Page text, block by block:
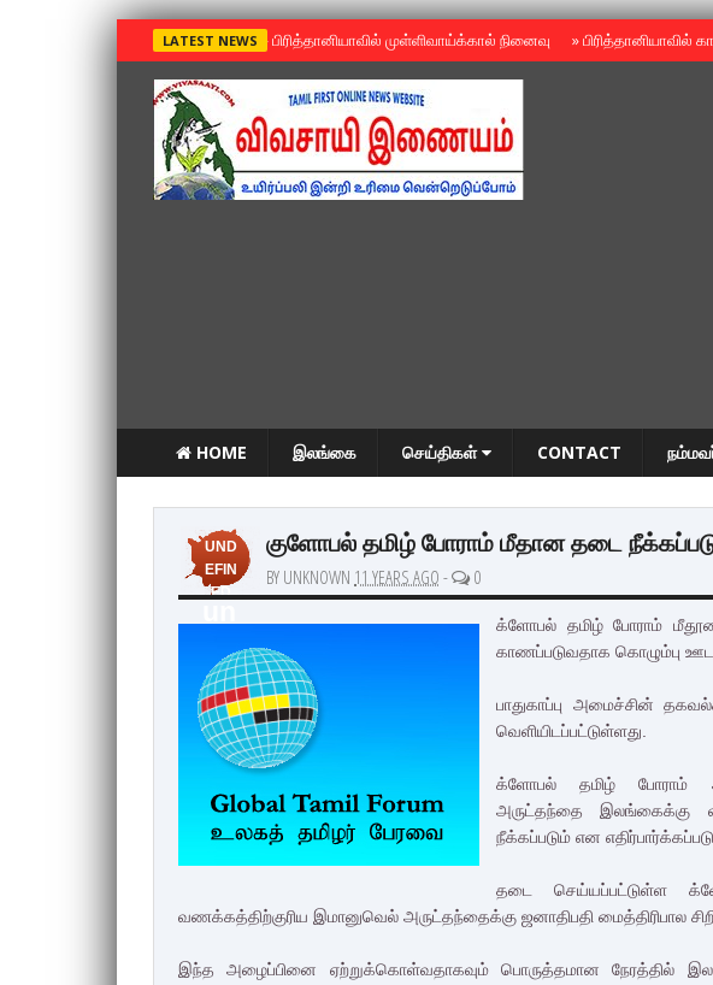
LATEST NEWS »பிரித்தானியாவில் முள்ளிவாய்க்கால் நினைவு »பிரித்தானியாவில்
HOME இலங்கை செய்திகள் CONTACT
UND
EFIN
ED
de
fin
ed
குளோபல் தமிழ் போராம் மீதான தடை
BY UNKNOWN 11 YEARS AGO - 0
க்ளோபல் தமிழ் போராம்
காணப்படுவதாக கொழும்பு
பாதுகாப்பு அமைச்சின்
வெளியிடப்பட்டுள்ளது.
க்ளோபல் தமிழ் போராம்
அருட்தந்தை இலங்கைக்கு
நீக்கப்படும் என
தடை செய்யப்பட்டுள்ள
வணக்கத்திற்குரிய இமானுவெல் அருட்தந்தைக்கு ஜனாதிபதி மைத்திரிபால
இந்த அழைப்பினை ஏற்றுக்கொள்வதாகவும் பொருத்தமான நேரத்தில்